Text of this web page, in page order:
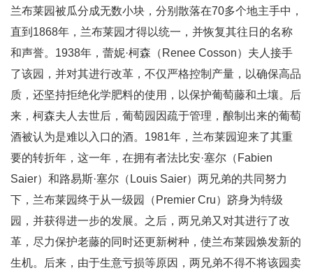
兰布莱园被瓜分成无数小块，分别散落在70多个地主手中，
直到1868年，兰布莱园才得以统一，并恢复其往日的名称
和声誉。1938年，蕾妮·柯森（Renee Cosson）夫人接手
了该园，并对其进行改革，不仅严格控制产量，以确保高品
质，还坚持拒绝化学肥料的使用，以保护葡萄藤和土壤。后
来，柯森夫人去世后，葡萄园因疏于管理，酿制出来的葡萄
酒被认为是难以入口的酒。1981年，兰布莱园迎来了其重
要的转折年，这一年，在拥有者法比安·塞尔（Fabien
Saier）和路易斯·塞尔（Louis Saier）两兄弟的共同努力
下，兰布莱园终于从一级园（Premier Cru）跻身为特级
园，并获得进一步的发展。之后，两兄弟又对其进行了改
革，尽力保护老藤的同时还更新树种，使兰布莱园焕发新的
生机。后来，由于生意亏损等原因，两兄弟不得不将该园卖